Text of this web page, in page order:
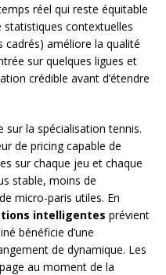
réel qui reste équitable
statistiques contextuelles
cadrés) améliore la qualité
sur quelques ligues et
crédible avant d’étendre
la spécialisation tennis.
de pricing capable de
sur chaque jeu et chaque
stable, moins de
micro-paris utiles. En
intelligentes prévient
bénéficie d’une
de dynamique. Les
au moment de la